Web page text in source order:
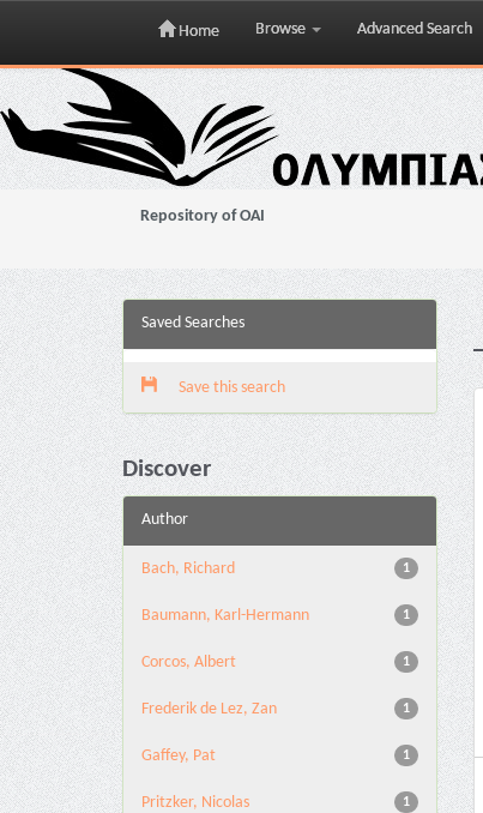
Skip
navigation
Home Browse Advanced Search
Repository of OAI
Saved Searches
Save this search
Discover
Author
1
Bach, Richard
1
Baumann, Karl-Hermann
1
Corcos, Albert
1
Frederik de Lez, Zan
1
Gaffey, Pat
1
Pritzker, Nicolas